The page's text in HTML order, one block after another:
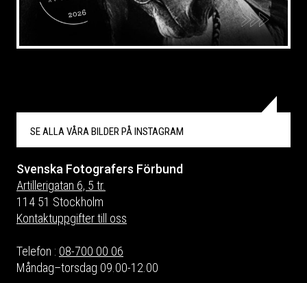
SE ALLA VÅRA BILDER PÅ INSTAGRAM
Svenska Fotografers Förbund
Artillerigatan 6, 5 tr.
114 51 Stockholm
Kontaktuppgifter till oss
Telefon : 08-700 00 06
Måndag–torsdag 09.00-12.00